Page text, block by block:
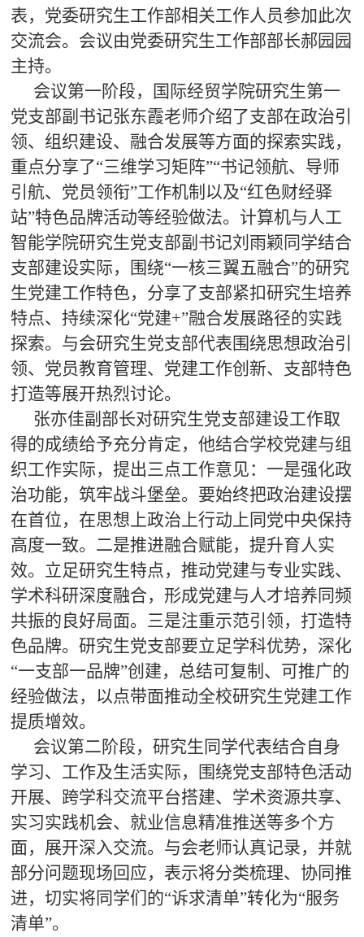
表，党委研究生工作部相关工作人员参加此次
交流会。会议由党委研究生工作部部长郝园园
主持。
会议第一阶段，国际经贸学院研究生第一
党支部副书记张东霞老师介绍了支部在政治引
领、组织建设、融合发展等方面的探索实践，
重点分享了“三维学习矩阵”“书记领航、导师
引航、党员领衔”工作机制以及“红色财经驿
站”特色品牌活动等经验做法。计算机与人工
智能学院研究生党支部副书记刘雨颖同学结合
支部建设实际，围绕“一核三翼五融合”的研究
生党建工作特色，分享了支部紧扣研究生培养
特点、持续深化“党建+”融合发展路径的实践
探索。与会研究生党支部代表围绕思想政治引
领、党员教育管理、党建工作创新、支部特色
打造等展开热烈讨论。
张亦佳副部长对研究生党支部建设工作取
得的成绩给予充分肯定，他结合学校党建与组
织工作实际，提出三点工作意见：一是强化政
治功能，筑牢战斗堡垒。要始终把政治建设摆
在首位，在思想上政治上行动上同党中央保持
高度一致。二是推进融合赋能，提升育人实
效。立足研究生特点，推动党建与专业实践、
学术科研深度融合，形成党建与人才培养同频
共振的良好局面。三是注重示范引领，打造特
色品牌。研究生党支部要立足学科优势，深化
“一支部一品牌”创建，总结可复制、可推广的
经验做法，以点带面推动全校研究生党建工作
提质增效。
会议第二阶段，研究生同学代表结合自身
学习、工作及生活实际，围绕党支部特色活动
开展、跨学科交流平台搭建、学术资源共享、
实习实践机会、就业信息精准推送等多个方
面，展开深入交流。与会老师认真记录，并就
部分问题现场回应，表示将分类梳理、协同推
进，切实将同学们的“诉求清单”转化为“服务
清单”。